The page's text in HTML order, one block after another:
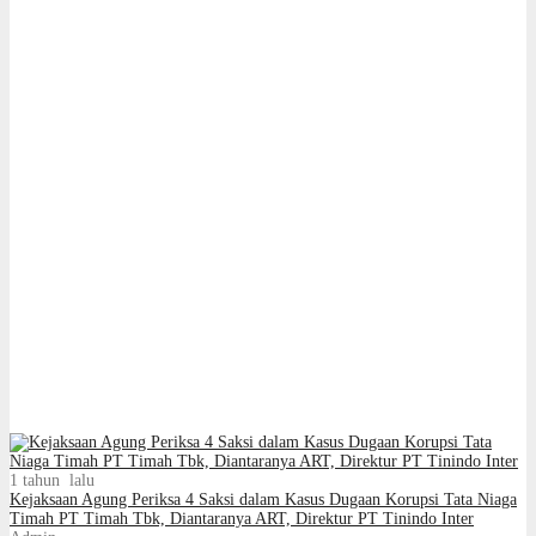
1 tahun lalu
Kejaksaan Agung Periksa 4 Saksi dalam Kasus Dugaan Korupsi Tata Niaga
Timah PT Timah Tbk, Diantaranya ART, Direktur PT Tinindo Inter